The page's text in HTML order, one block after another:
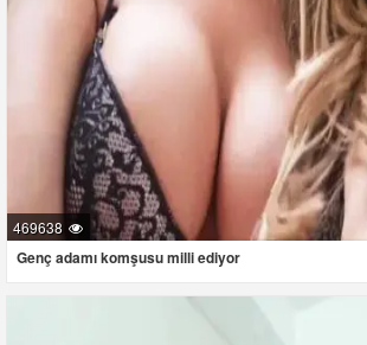
469638
Genç adamı komşusu milli ediyor